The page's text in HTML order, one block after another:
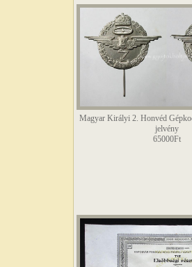
Magyar Királyi 2. Honvéd
jelvény
65000Ft